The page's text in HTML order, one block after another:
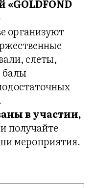
организуют
слеты,
балы
в участии,
получайте
мероприятия.